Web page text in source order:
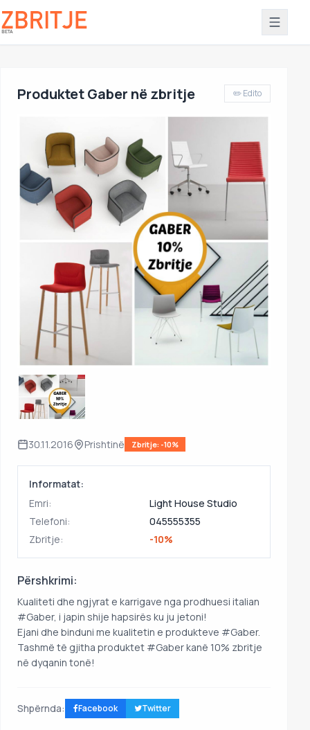
Produktet Gaber në zbritje ✏️ Edito
30.11.2016 Prishtinë Zbritje: -10%
Informatat:
Emri:
Light House Studio
Telefoni:
045555355
Zbritje:
-10%
Përshkrimi:
Kualiteti dhe ngjyrat e karrigave nga prodhuesi italian
#Gaber, i japin shije hapsirës ku ju jetoni!
Ejani dhe binduni me kualitetin e produkteve #Gaber.
Tashmë të gjitha produktet #Gaber kanë 10% zbritje
në dyqanin tonë!
Shpërnda: Facebook Twitter